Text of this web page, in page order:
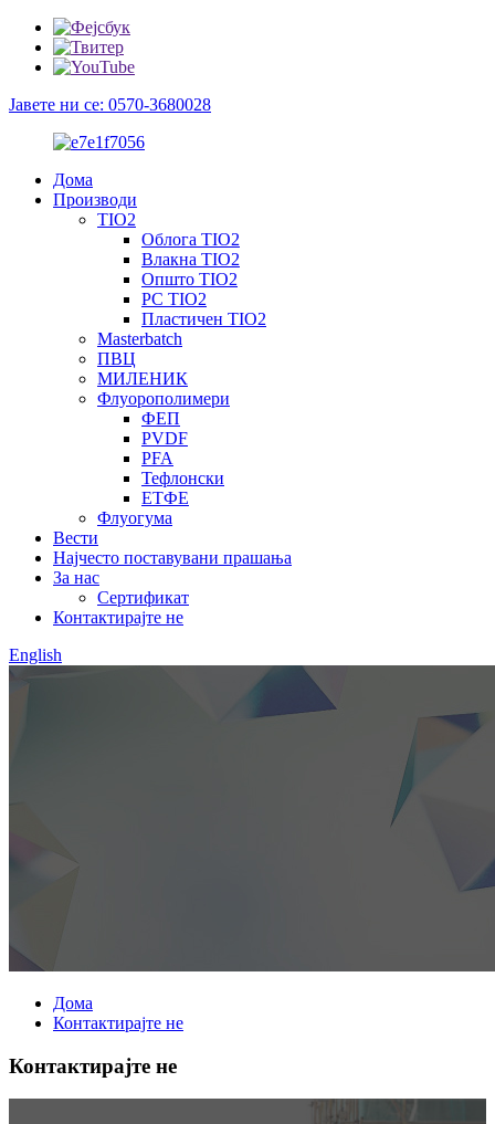
Јавете ни се: 0570-3680028
Дома
Производи
TIO2
Облога TIO2
Влакна TIO2
Општо TIO2
PC TIO2
Пластичен TIO2
Masterbatch
ПВЦ
МИЛЕНИК
Флуорополимери
ФЕП
PVDF
PFA
Тефлонски
ЕТФЕ
Флуогума
Вести
Најчесто поставувани прашања
За нас
Сертификат
Контактирајте не
English
Дома
Контактирајте не
Контактирајте не